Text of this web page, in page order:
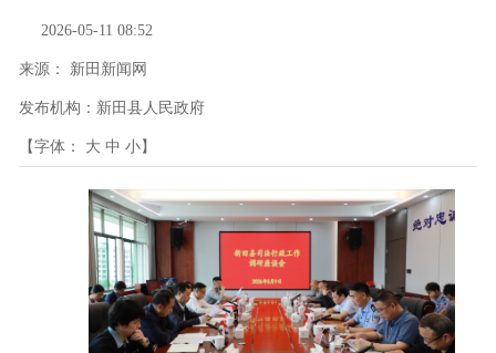
2026-05-11 08:52
来源： 新田新闻网
发布机构： 新田县人民政府
【字体： 大 中 小】